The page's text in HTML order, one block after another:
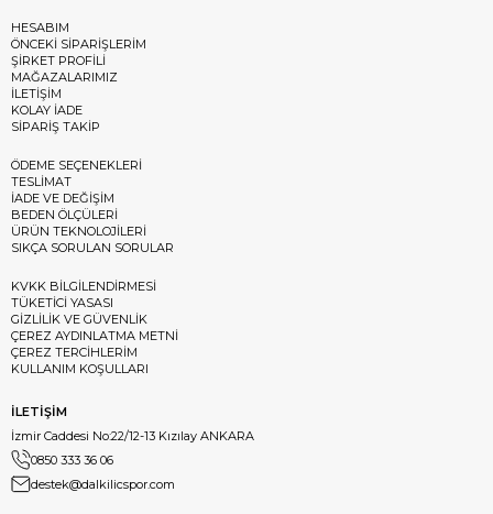
HESABIM
ÖNCEKİ SİPARİŞLERİM
ŞİRKET PROFİLİ
MAĞAZALARIMIZ
İLETİŞİM
KOLAY İADE
SİPARİŞ TAKİP
ÖDEME SEÇENEKLERİ
TESLİMAT
İADE VE DEĞİŞİM
BEDEN ÖLÇÜLERİ
ÜRÜN TEKNOLOJİLERİ
SIKÇA SORULAN SORULAR
KVKK BİLGİLENDİRMESİ
TÜKETİCİ YASASI
GİZLİLİK VE GÜVENLİK
ÇEREZ AYDINLATMA METNİ
ÇEREZ TERCİHLERİM
KULLANIM KOŞULLARI
İLETİŞİM
İzmir Caddesi No:22/12-13 Kızılay ANKARA
0850 333 36 06
destek@dalkilicspor.com